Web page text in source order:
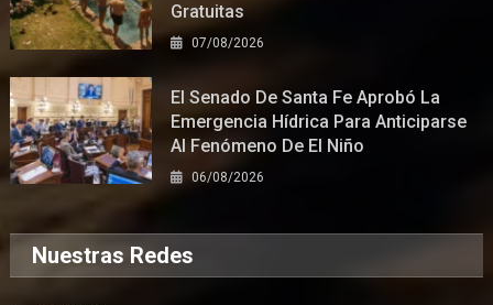
Gratuitas
07/08/2026
El Senado De Santa Fe Aprobó La
Emergencia Hídrica Para Anticiparse
Al Fenómeno De El Niño
06/08/2026
Nuestras Redes